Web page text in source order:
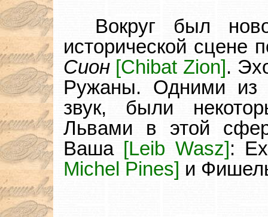
Вокруг был
исторической сцене
Cион [Chibat Zion].
Ружаны. Одними из
звук, были
Львами в этой
Ваша [Leib Wasz]:
Michel Pines] и